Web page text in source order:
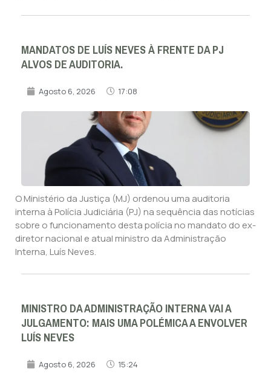
MANDATOS DE LUÍS NEVES À FRENTE DA PJ
ALVOS DE AUDITORIA.
Agosto 6, 2026 17:08
O Ministério da Justiça (MJ) ordenou uma auditoria
interna à Polícia Judiciária (PJ) na sequência das notícias
sobre o funcionamento desta polícia no mandato do ex-
diretor nacional e atual ministro da Administração
Interna, Luís Neves.
MINISTRO DA ADMINISTRAÇÃO INTERNA VAI A
JULGAMENTO: MAIS UMA POLÉMICA A ENVOLVER
LUÍS NEVES
Agosto 6, 2026 15:24